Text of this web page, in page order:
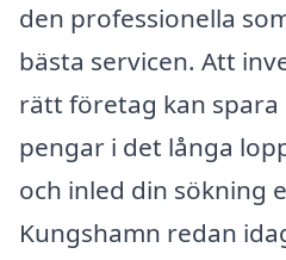
den professionella
bästa servicen. Att
rätt företag kan spara
pengar i det långa
och inled din sökning
Kungshamn redan